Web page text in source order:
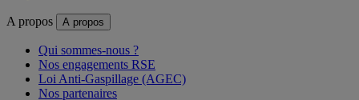
A propos A propos
Qui sommes-nous ?
Nos engagements RSE
Loi Anti-Gaspillage (AGEC)
Nos partenaires